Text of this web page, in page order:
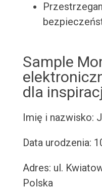
Sample
dla
Imię i nazwisko:
Data urodzenia:
Adres: ul.
Polska